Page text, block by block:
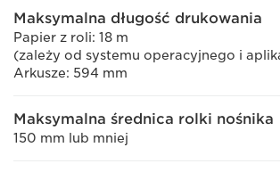
Maksymalna długość drukowania
Papier z roli: 18 m
(zależy od systemu operacyjnego i
Arkusze: 594 mm
Maksymalna średnica rolki nośnika
150 mm lub mniej